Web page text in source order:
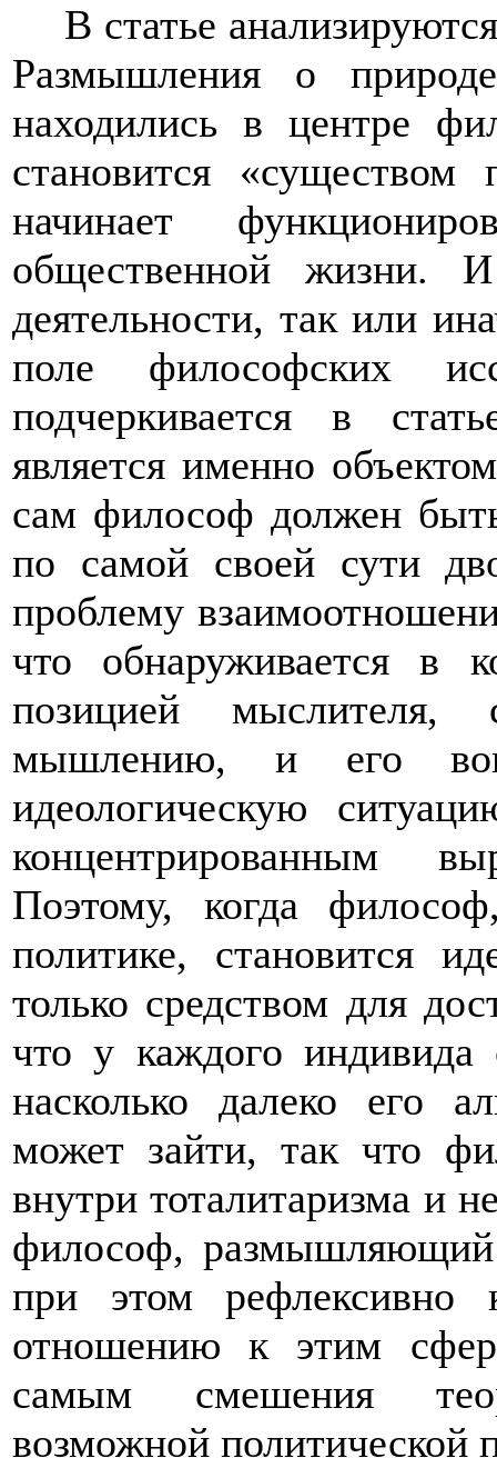
В статье
Размышления о
находились в центре
становится «существом
начинает
общественной жизни.
деятельности, так или
поле философских
подчеркивается в
является именно
сам философ должен
по самой своей сути
проблему
что обнаруживается в
позицией мыслителя,
мышлению, и его
идеологическую
концентрированным
Поэтому, когда
политике, становится
только средством для
что у каждого индивида
насколько далеко его
может зайти, так что
внутри тоталитаризма и
философ, размышляющий
при этом рефлексивно
отношению к этим
самым смешения
возможной политической